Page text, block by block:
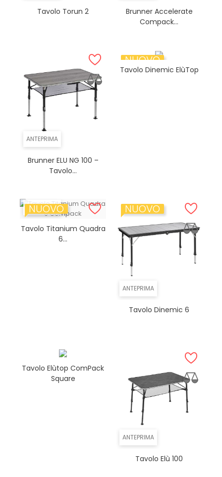
Tavolo Torun 2
Brunner Accelerate
Compack...
ANTEPRIMA
Brunner ELU NG 100 –
Tavolo...
NUOVO
Tavolo Dinemic ElùTop
ANTEPRIMA
NUOVO
Tavolo Titanium Quadra
6...
ANTEPRIMA
NUOVO
Tavolo Dinemic 6
Tavolo Elùtop ComPack
Square
ANTEPRIMA
Tavolo Elù 100